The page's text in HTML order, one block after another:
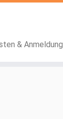
& Anmeldung